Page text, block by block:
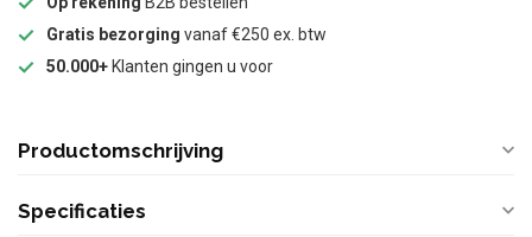
Gratis bezorging vanaf €250 ex. btw
50.000+ Klanten gingen u voor
Productomschrijving
Specificaties